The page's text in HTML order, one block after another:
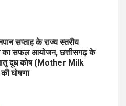
सप्ताह के राज्य स्तरीय
का सफल आयोजन, छत्तीसगढ़ के
दूध कोष (Mother Milk
घोषणा